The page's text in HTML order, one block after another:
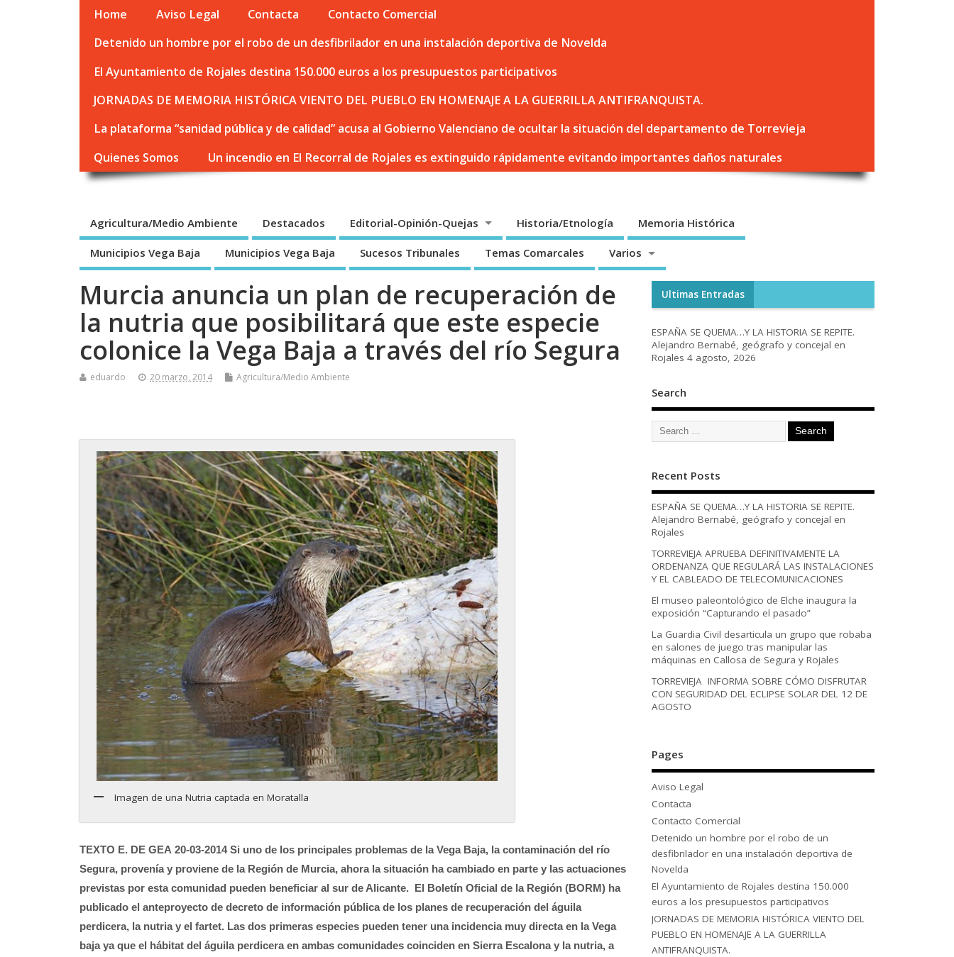
Home Aviso Legal Contacta
Contacto Comercial
Detenido un hombre por el robo de un desfibrilador en una instalación deportiva de Novelda
El Ayuntamiento de Rojales destina 150.000 euros a los presupuestos participativos
JORNADAS DE MEMORIA HISTÓRICA VIENTO DEL PUEBLO EN HOMENAJE A LA GUERRILLA ANTIFRANQUISTA.
La plataforma “sanidad pública y de calidad” acusa al Gobierno Valenciano de ocultar la situación del departamento de Torrevieja
Quienes Somos
Un incendio en El Recorral de Rojales es extinguido rápidamente evitando importantes daños naturales
Agricultura/Medio Ambiente Destacados Editorial-Opinión-Quejas Historia/Etnología Memoria Histórica
Municipios Vega Baja Municipios Vega Baja Sucesos Tribunales Temas Comarcales Varios
Murcia anuncia un plan de recuperación de
la nutria que posibilitará que este especie
colonice la Vega Baja a través del río Segura
eduardo 20 marzo, 2014 Agricultura/Medio Ambiente
Imagen de una Nutria captada en Moratalla
TEXTO E. DE GEA 20-03-2014Si uno de los principales problemas de la Vega Baja, la contaminación del río
Segura, provenía y proviene de la Región de Murcia, ahora la situación ha cambiado en parte y las actuaciones
previstas por esta comunidad pueden beneficiar al sur de Alicante. El Boletín Oficial de la Región (BORM) ha
publicado el anteproyecto de decreto de información pública de los planes de recuperación del águila
perdicera, la nutria y el fartet. Las dos primeras especies pueden tener una incidencia muy directa en la Vega
baja ya que el hábitat del águila perdicera en ambas comunidades coinciden en Sierra Escalona y la nutria, a
Ultimas Entradas
ESPAÑA SE QUEMA…Y LA HISTORIA SE REPITE.
Alejandro Bernabé, geógrafo y concejal en
Rojales 4 agosto, 2026
Search
Recent Posts
ESPAÑA SE QUEMA…Y LA HISTORIA SE REPITE.
Alejandro Bernabé, geógrafo y concejal en
Rojales
TORREVIEJA APRUEBA DEFINITIVAMENTE LA
ORDENANZA QUE REGULARÁ LAS INSTALACIONES
Y EL CABLEADO DE TELECOMUNICACIONES
El museo paleontológico de Elche inaugura la
exposición “Capturando el pasado”
La Guardia Civil desarticula un grupo que robaba
en salones de juego tras manipular las
máquinas en Callosa de Segura y Rojales
TORREVIEJA INFORMA SOBRE CÓMO DISFRUTAR
CON SEGURIDAD DEL ECLIPSE SOLAR DEL 12 DE
AGOSTO
Pages
Aviso Legal
Contacta
Contacto Comercial
Detenido un hombre por el robo de un
desfibrilador en una instalación deportiva de
Novelda
El Ayuntamiento de Rojales destina 150.000
euros a los presupuestos participativos
JORNADAS DE MEMORIA HISTÓRICA VIENTO DEL
PUEBLO EN HOMENAJE A LA GUERRILLA
ANTIFRANQUISTA.